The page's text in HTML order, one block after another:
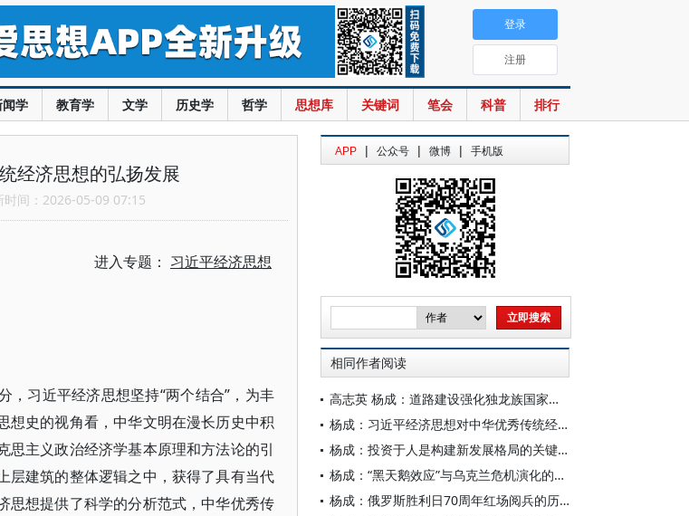
学 教育学 文学 历史学 哲学 思想库 关键词 笔会 科普 排行
登录
注册
经济思想的弘扬发展
间：2026-05-09 07:15
进入专题： 习近平经济思想
习近平经济思想坚持“两个结合”，为丰
想史的视角看，中华文明在漫长历史中积
思主义政治经济学基本原理和方法论的引
层建筑的整体逻辑之中，获得了具有当代
思想提供了科学的分析范式，中华优秀传
APP | 公众号 | 微博 | 手机版
相同作者阅读
高志英 杨成：道路建设强化独龙族国家认同的价值意蕴及治理实践
杨成：习近平经济思想对中华优秀传统经济思想的弘扬发展
杨成：投资于人是构建新发展格局的关键之举
杨成：“黑天鹅效应”与乌克兰危机演化的可能情境
杨成：俄罗斯胜利日70周年红场阅兵的历史记忆与权力政治